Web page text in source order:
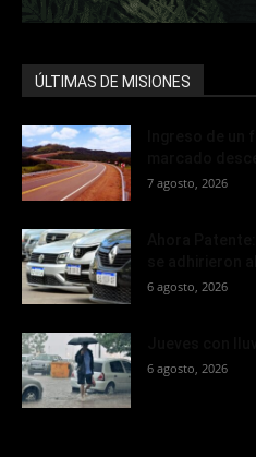
ÚLTIMAS DE MISIONES
7 agosto, 2026
6 agosto, 2026
6 agosto, 2026